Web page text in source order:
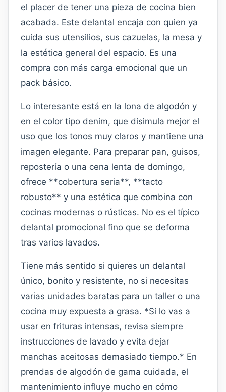
el placer de tener una pieza de cocina bien
acabada. Este delantal encaja con quien ya
cuida sus utensilios, sus cazuelas, la mesa y
la estética general del espacio. Es una
compra con más carga emocional que un
pack básico.
Lo interesante está en la lona de algodón y
en el color tipo denim, que disimula mejor el
uso que los tonos muy claros y mantiene una
imagen elegante. Para preparar pan, guisos,
repostería o una cena lenta de domingo,
ofrece **cobertura seria**, **tacto
robusto** y una estética que combina con
cocinas modernas o rústicas. No es el típico
delantal promocional fino que se deforma
tras varios lavados.
Tiene más sentido si quieres un delantal
único, bonito y resistente, no si necesitas
varias unidades baratas para un taller o una
cocina muy expuesta a grasa. *Si lo vas a
usar en frituras intensas, revisa siempre
instrucciones de lavado y evita dejar
manchas aceitosas demasiado tiempo.* En
prendas de algodón de gama cuidada, el
mantenimiento influye mucho en cómo